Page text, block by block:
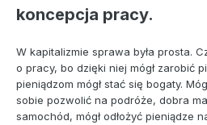
koncepcja pracy.
W kapitalizmie sprawa była prosta.
o pracy, bo dzięki niej mógł zarobić
pieniądzom mógł stać się bogaty.
sobie pozwolić na podróże, dobra
samochód, mógł odłożyć pieniądze